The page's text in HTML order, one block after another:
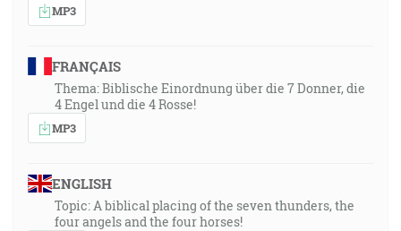
MP3
FRANÇAIS
Thema: Biblische Einordnung über die 7 Donner, die
4 Engel und die 4 Rosse!
MP3
ENGLISH
Topic: A biblical placing of the seven thunders, the
four angels and the four horses!